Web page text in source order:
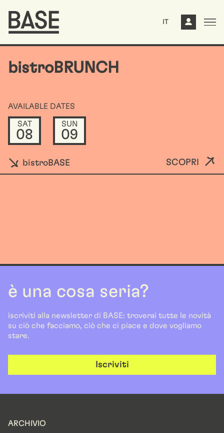
IT
bistroBRUNCH
AVAILABLE DATES
SAT
08
SUN
09
bistroBASE SCOPRI
è una cosa seria?
iscriviti alla newsletter di BASE: troverai tutte le novità
su ciò che facciamo, ciò che ci piace e dove vogliamo
stare.
Iscriviti
ARCHIVIO